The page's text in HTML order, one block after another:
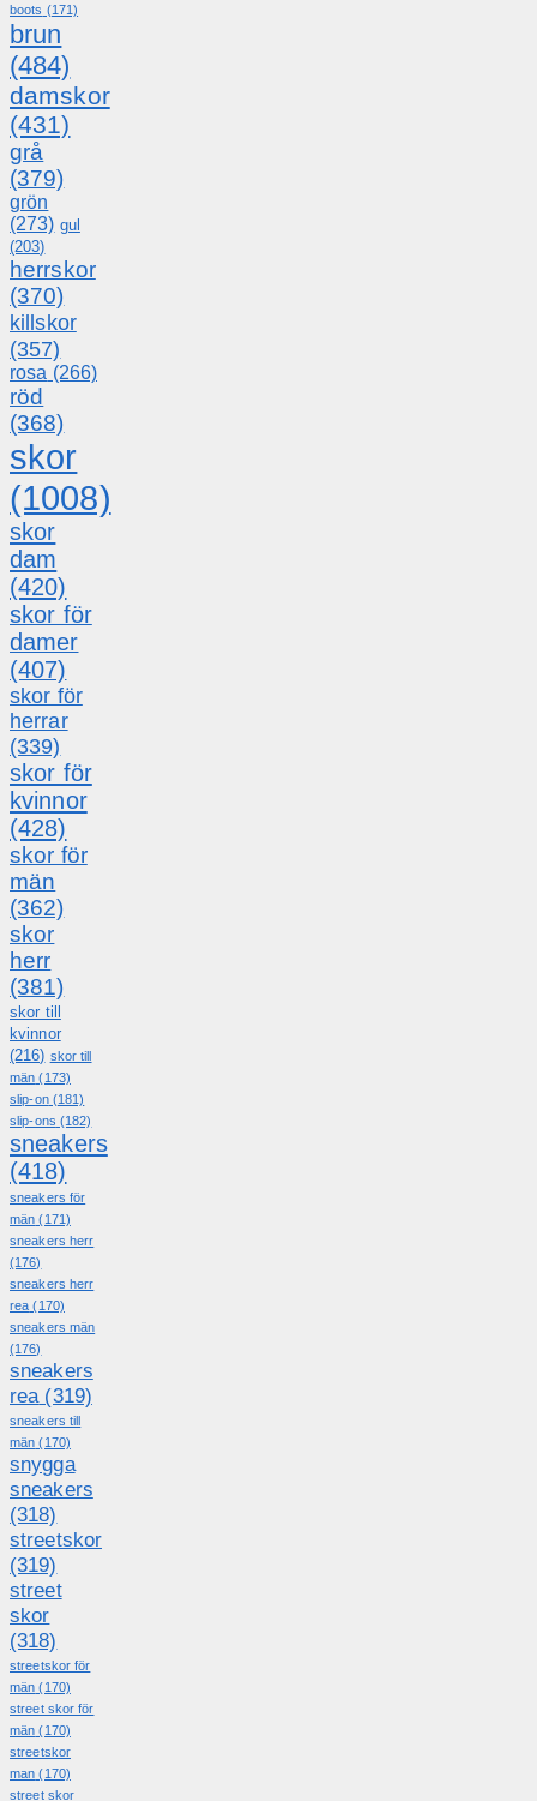
boots (171)
brun
(484)
damskor
(431)
grå
(379)
grön
(273) gul
(203)
herrskor
(370)
killskor
(357)
rosa (266)
röd
(368)
skor
(1008)
skor
dam
(420)
skor för
damer
(407)
skor för
herrar
(339)
skor för
kvinnor
(428)
skor för
män
(362)
skor
herr
(381)
skor till
kvinnor
(216) skor till
män (173)
slip-on(181)
slip-ons (182)
sneakers
(418)
sneakers för
män (171)
sneakers herr
(176)
sneakers herr
rea (170)
sneakers män
(176)
sneakers
rea (319)
sneakers till
män (170)
snygga
sneakers
(318)
streetskor
(319)
street
skor
(318)
streetskor för
män (170)
street skor för
män (170)
streetskor
man (170)
street skor